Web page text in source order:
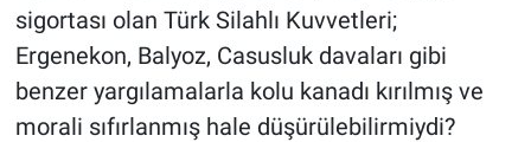
sigortası olan Türk Silahlı Kuvvetleri;
Ergenekon, Balyoz, Casusluk davaları gibi
benzer yargılamalarla kolu kanadı kırılmış ve
morali sıfırlanmış hale düşürülebilirmiydi?